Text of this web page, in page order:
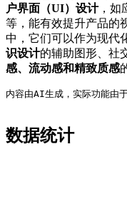
户界面（UI）设计，如
等，能有效提升产品的
中，它们可以作为现代
识设计的辅助图形、社
感、流动感和精致质感
内容由AI生成，实际功能由
数据统计